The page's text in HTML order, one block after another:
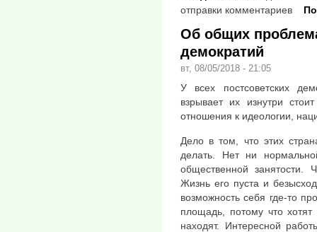
отправки комментариев
Об общих
демократий
вт, 08/05/2018 - 21:05
У всех постсоветских
взрывает их изнутри
отношения к идеологии,
Дело в том, что этих
делать. Нет ни
общественной занятости.
Жизнь его пуста и
возможность себя где-то
площадь, потому что
находят. Интересной